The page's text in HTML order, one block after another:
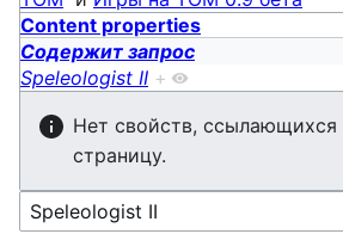
Content properties
Содержит запрос
Speleologist II +
Нет свойств, ссылающихся
страницу.